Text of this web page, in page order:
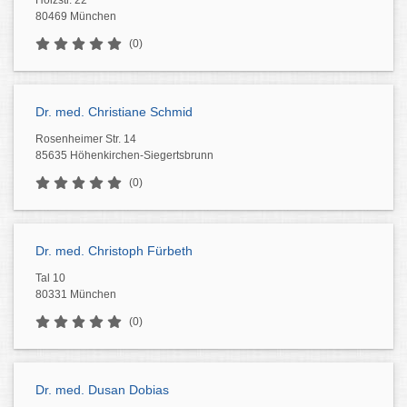
80469 München
(0)
Dr. med. Christiane Schmid
Rosenheimer Str. 14
85635 Höhenkirchen-Siegertsbrunn
(0)
Dr. med. Christoph Fürbeth
Tal 10
80331 München
(0)
Dr. med. Dusan Dobias